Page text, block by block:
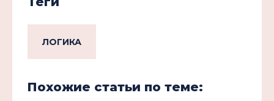
ЛОГИКА
Похожие статьи по теме: